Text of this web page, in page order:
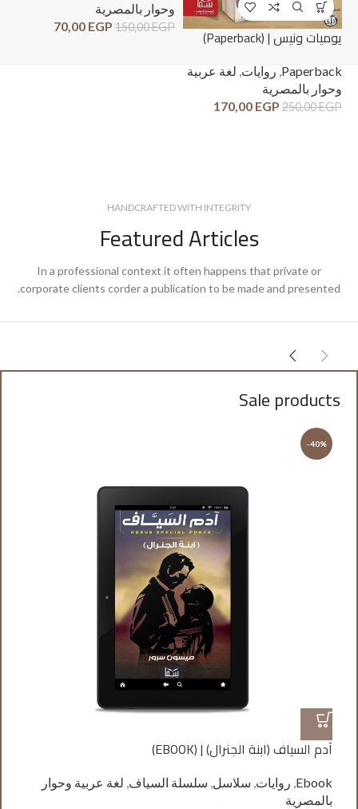
يوميات ونيس | (Paperback)
Paperback
, روايات, لغة عربية
وحوار بالمصرية
250,00EGP
170,00 EGP
وحوار بالمصرية
150,00EGP
70,00 EGP
HANDCRAFTED WITH INTEGRITY
Featured Articles
In a professional context it often happens that private or
corporate clients corder a publication to be made and presented.
Sale products
-40%
آدم السياف (ابنة الجنرال) | (EBOOK)
Ebook
, روايات, سلاسل, سلسلة السياف, لغة عربية وحوار
بالمصرية